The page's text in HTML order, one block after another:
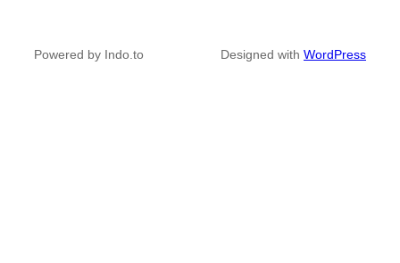
Powered by Indo.to Designed with WordPress